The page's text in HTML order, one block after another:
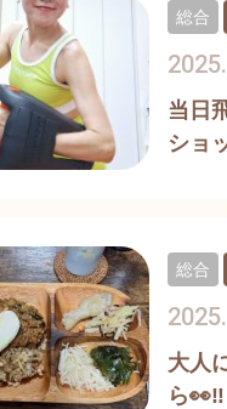
当日
ショ
総合
大人
ら👀‼
総合